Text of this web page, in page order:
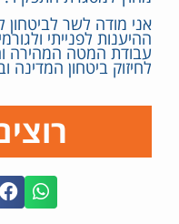
אני מודה לשר לביטחון
ההיענות לפנייתי
עבודת המטה המהירה
לחיזוק ביטחון המדינה